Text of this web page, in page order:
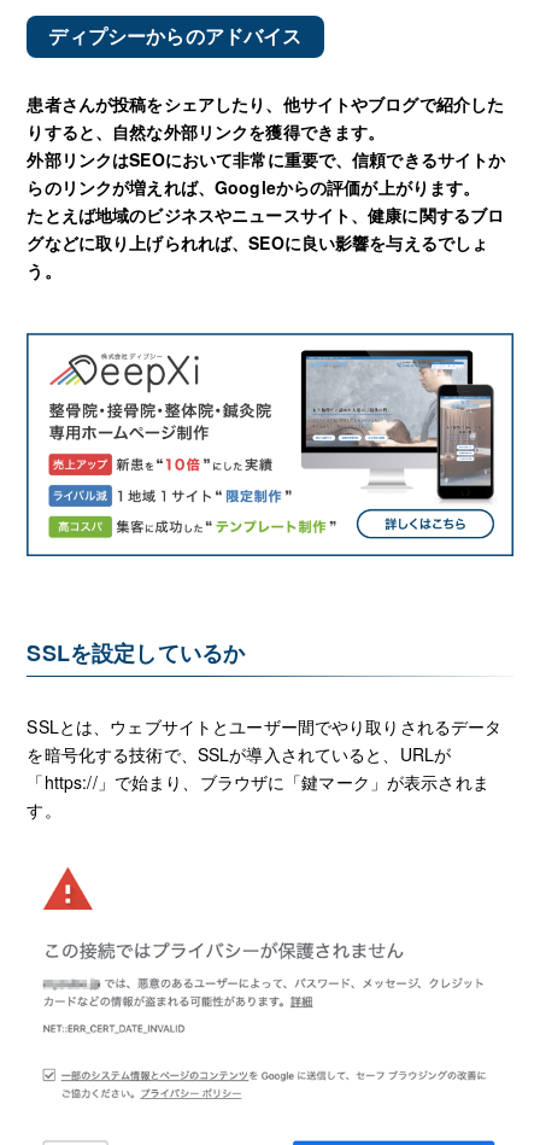
ディプシーからのアドバイス
患者さんが投稿をシェアしたり、他サイトやブログで紹介した
りすると、自然な外部リンクを獲得できます。
外部リンクはSEOにおいて非常に重要で、信頼できるサイトか
らのリンクが増えれば、Googleからの評価が上がります。
たとえば地域のビジネスやニュースサイト、健康に関するブロ
グなどに取り上げられれば、SEOに良い影響を与えるでしょ
う。
SSLを設定しているか
SSLとは、ウェブサイトとユーザー間でやり取りされるデータ
を暗号化する技術で、SSLが導入されていると、URLが
「https://」で始まり、ブラウザに「鍵マーク」が表示されま
す。